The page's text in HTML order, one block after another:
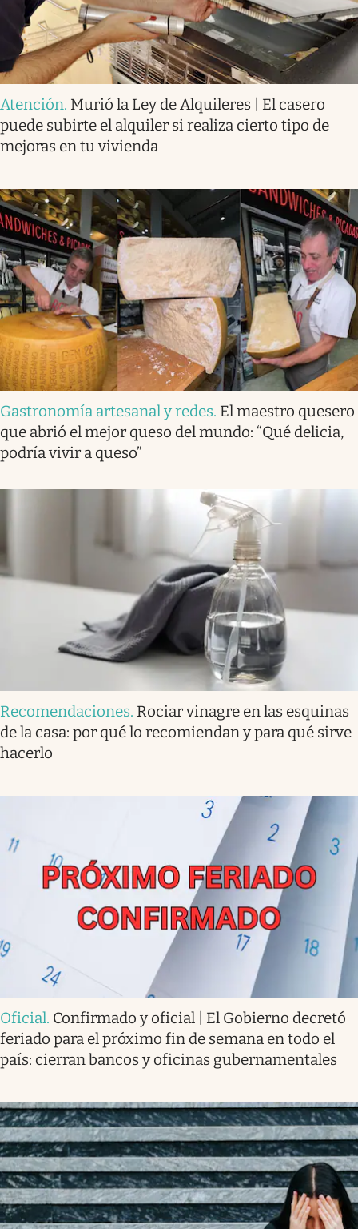
Atención. Murió la Ley de Alquileres | El casero
puede subirte el alquiler si realiza cierto tipo de
mejoras en tu vivienda
Gastronomía artesanal y redes. El maestro quesero
que abrió el mejor queso del mundo: “Qué delicia,
podría vivir a queso”
Recomendaciones. Rociar vinagre en las esquinas
de la casa: por qué lo recomiendan y para qué sirve
hacerlo
Oficial. Confirmado y oficial | El Gobierno decretó
feriado para el próximo fin de semana en todo el
país: cierran bancos y oficinas gubernamentales